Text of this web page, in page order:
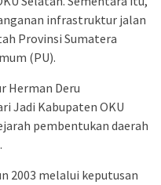
infrastruktur jalan
Provinsi Sumatera
(PU).
Herman Deru
Jadi Kabupaten OKU
pembentukan daerah
2003 melalui keputusan